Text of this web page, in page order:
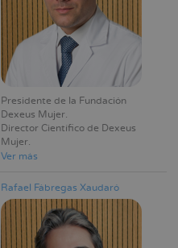
Presidente de la Fundación
Dexeus Mujer
Director Científico de Dexeus
Mujer
Ver más
Rafael Fábregas Xaudaró